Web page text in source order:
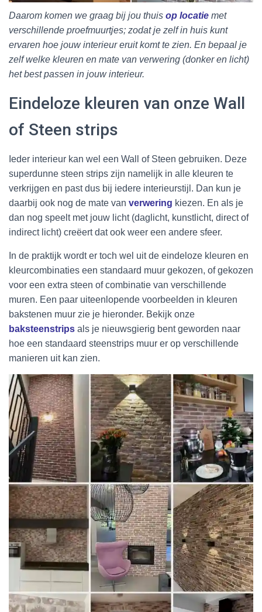
Daarom komen we graag bij jou thuis op locatie met
verschillende proefmuurtjes; zodat je zelf in huis kunt
ervaren hoe jouw interieur eruit komt te zien. En bepaal je
zelf welke kleuren en mate van verwering (donker en licht)
het best passen in jouw interieur.
Eindeloze kleuren van onze Wall
of Steen strips
Ieder interieur kan wel een Wall of Steen gebruiken. Deze
superdunne steen strips zijn namelijk in alle kleuren te
verkrijgen en past dus bij iedere interieurstijl. Dan kun je
daarbij ook nog de mate van verwering kiezen. En als je
dan nog speelt met jouw licht (daglicht, kunstlicht, direct of
indirect licht) creëert dat ook weer een andere sfeer.
In de praktijk wordt er toch wel uit de eindeloze kleuren en
kleurcombinaties een standaard muur gekozen, of gekozen
voor een extra steen of combinatie van verschillende
muren. Een paar uiteenlopende voorbeelden in kleuren
bakstenen muur zie je hieronder. Bekijk onze
baksteenstrips als je nieuwsgierig bent geworden naar
hoe een standaard steenstrips muur er op verschillende
manieren uit kan zien.